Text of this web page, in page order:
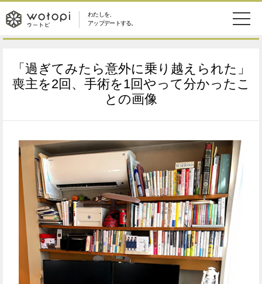
わたしを、
アップデートする。
wotopi
-
ウ
ー
ト
ピ
美容・コスメ 妊娠・出産
ソーシャル SDGs
アイテム
ウートピとは？
「過ぎてみたら意外に乗り越えられた」
喪主を2回、手術を1回やって分かったこ
との画像